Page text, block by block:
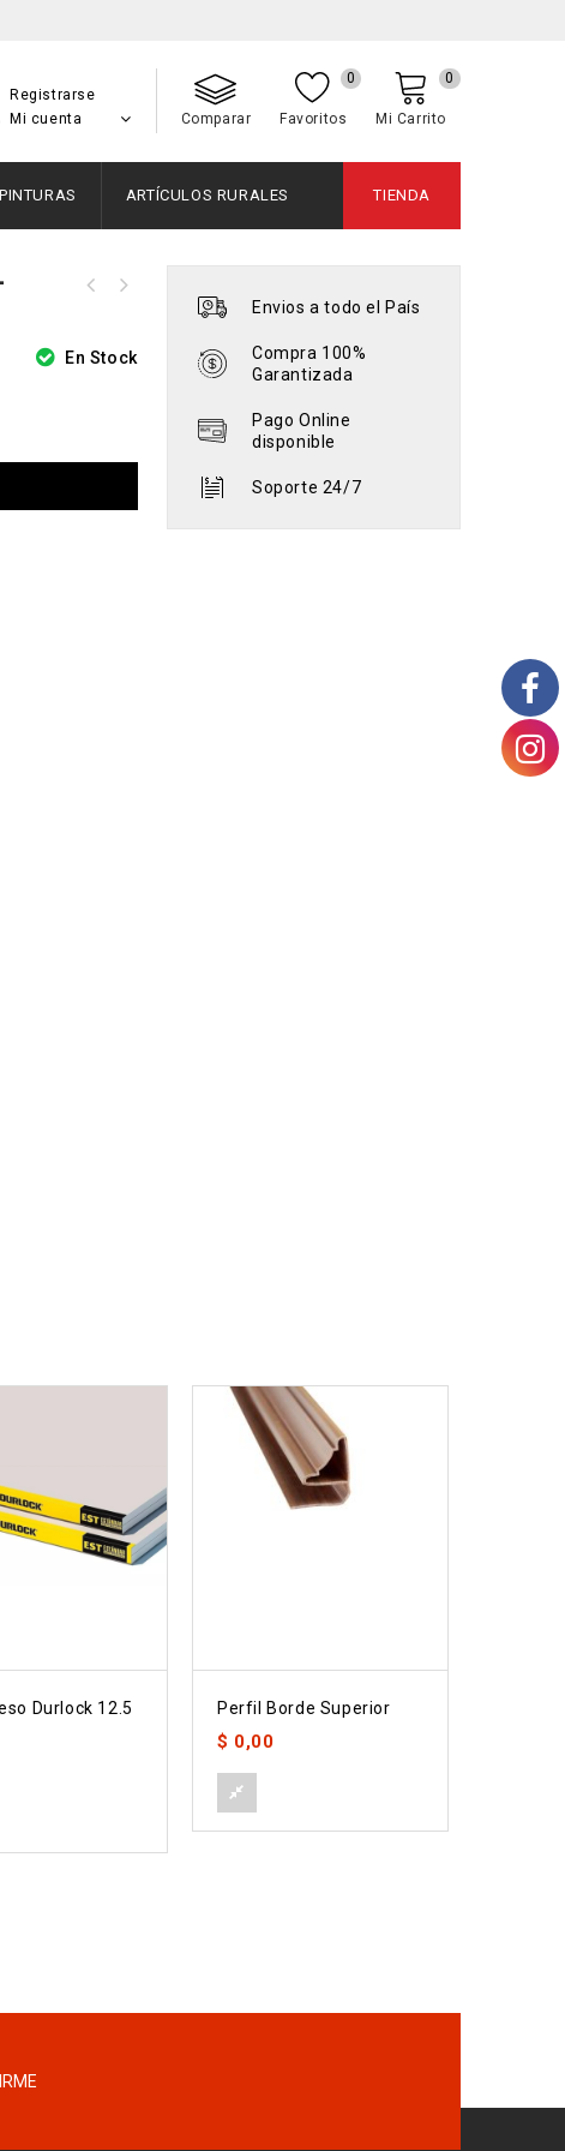
Registrarse
Mi cuenta
Comparar Favoritos
0
Mi Carrito
0
PINTURAS ARTÍCULOS RURALES TIENDA
En Stock
Envios a todo el País
Compra 100%
Garantizada
Pago Online
disponible
Soporte 24/7
Durlock 12.5
Perfil Borde Superior
$ 0,00